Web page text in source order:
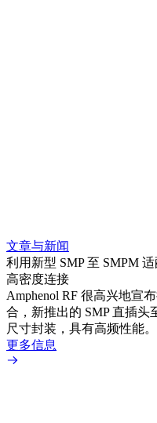
文章与新闻
利用新型 SMP 至 SMPM
高密度连接
Amphenol RF 很高兴地宣
合，新推出的 SMP 直插头
尺寸封装，具有高频性能。
更多信息